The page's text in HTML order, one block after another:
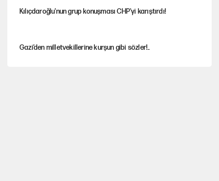
Kılıçdaroğlu'nun grup konuşması CHP'yi karıştırdı!
Gazi’den milletvekillerine kurşun gibi sözler!..